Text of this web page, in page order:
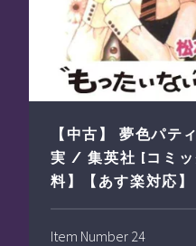
【中古】 夢色パ
実 / 集英社 [コミッ
料】【あす楽対応】
Item Number 24